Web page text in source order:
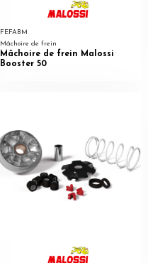
FEFABM
Mâchoire de frein
Mâchoire de frein Malossi
Booster 50